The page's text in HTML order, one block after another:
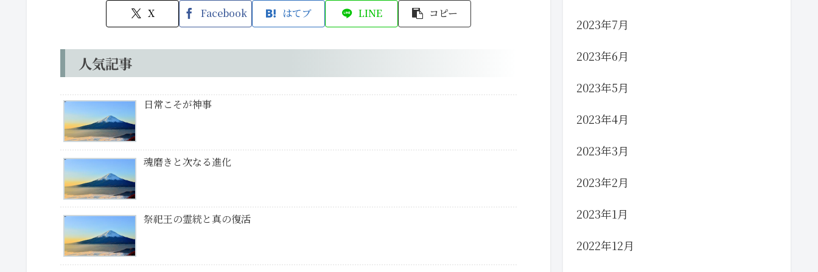
X Facebook はてブ LINE コピー
人気記事
日常こそが神事
魂磨きと次なる進化
祭祀王の霊統と真の復活
2023年7月
2023年6月
2023年5月
2023年4月
2023年3月
2023年2月
2023年1月
2022年12月